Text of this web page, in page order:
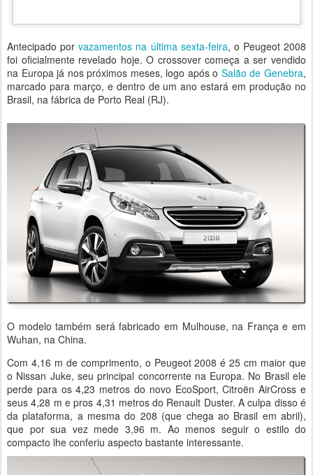
Antecipado porvazamentos na última sexta-feira, o Peugeot 2008
foi oficialmente revelado hoje. O crossover começa a ser vendido
na Europa já nos próximos meses, logo após o Salão de Genebra,
marcado para março, e dentro de um ano estará em produção no
Brasil, na fábrica de Porto Real (RJ).
O modelo também será fabricado em Mulhouse, na França e em
Wuhan, na China.
Com 4,16 m de comprimento, o Peugeot 2008 é 25 cm maior que
o Nissan Juke, seu principal concorrente na Europa. No Brasil ele
perde para os 4,23 metros do novo EcoSport, Citroën AirCross e
seus 4,28 m e pros 4,31 metros do Renault Duster. A culpa disso é
da plataforma, a mesma do 208 (que chega ao Brasil em abril),
que por sua vez mede 3,96 m. Ao menos seguir o estilo do
compacto lhe conferiu aspecto bastante interessante.